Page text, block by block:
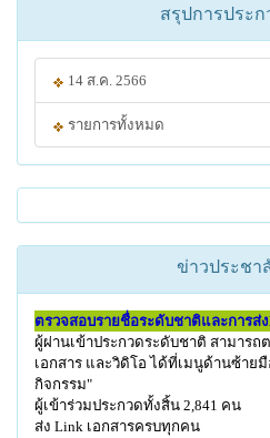
สรุปการประก
14 ส.ค. 2566
รายการทั้งหมด
ข่าวประชา
ตรวจสอบรายชื่อระดับชาติและการส่
ผู้ผ่านเข้าประกวดระดับชาติ สามารถ
เอกสาร และวิดิโอ ได้ที่เมนูด้านซ้าย
กิจกรรม"
ผู้เข้าร่วมประกวดทั้งสิ้น 2,841 คน
ส่ง Link เอกสารครบทุกคน